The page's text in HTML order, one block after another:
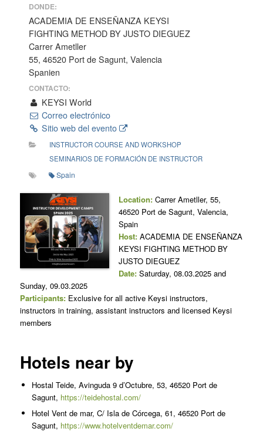
DONDE:
ACADEMIA DE ENSEÑANZA KEYSI
FIGHTING METHOD BY JUSTO DIEGUEZ
Carrer Ametller
55, 46520 Port de Sagunt, Valencia
Spanien
CONTACTO:
KEYSI World
Correo electrónico
Sitio web del evento
INSTRUCTOR COURSE AND WORKSHOP
SEMINARIOS DE FORMACIÓN DE INSTRUCTOR
Spain
Location: Carrer Ametller, 55,
46520 Port de Sagunt, Valencia,
Spain
Host:ACADEMIA DE ENSEÑANZA
KEYSI FIGHTING METHOD BY
JUSTO DIEGUEZ
Date:Saturday, 08.03.2025 and
Sunday, 09.03.2025
Participants:Exclusive for all active Keysi instructors,
instructors in training, assistant instructors and licensed Keysi
members
Hotels near by
Hostal Teide, Avinguda 9 d’Octubre, 53, 46520 Port de
Sagunt, https://teidehostal.com/
Hotel Vent de mar, C/ Isla de Córcega, 61, 46520 Port de
Sagunt, https://www.hotelventdemar.com/